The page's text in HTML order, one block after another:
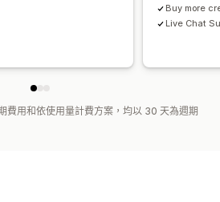
Buy more
Live Chat
費用和依使用量計費方案，均以 30 天為週期